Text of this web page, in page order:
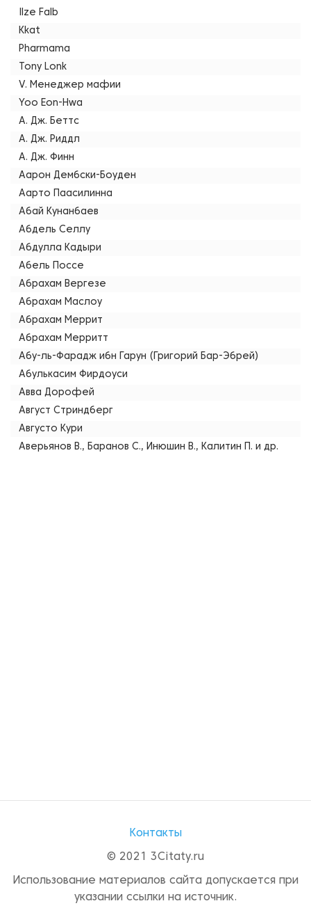
Ilze Falb
Kkat
Pharmama
Tony Lonk
V. Менеджер мафии
Yoo Eon-Hwa
А. Дж. Беттс
А. Дж. Риддл
А. Дж. Финн
Аарон Дембски-Боуден
Аарто Паасилинна
Абай Кунанбаев
Абдель Селлу
Абдулла Кадыри
Абель Поссе
Абрахам Вергезе
Абрахам Маслоу
Абрахам Меррит
Абрахам Мерритт
Абу-ль-Фарадж ибн Гарун (Григорий Бар-Эбрей)
Абулькасим Фирдоуси
Авва Дорофей
Август Стриндберг
Августо Кури
Аверьянов В., Баранов С., Инюшин В., Калитин П. и др.
Контакты
© 2021 3Citaty.ru
Использование материалов сайта допускается при
указании ссылки на источник.